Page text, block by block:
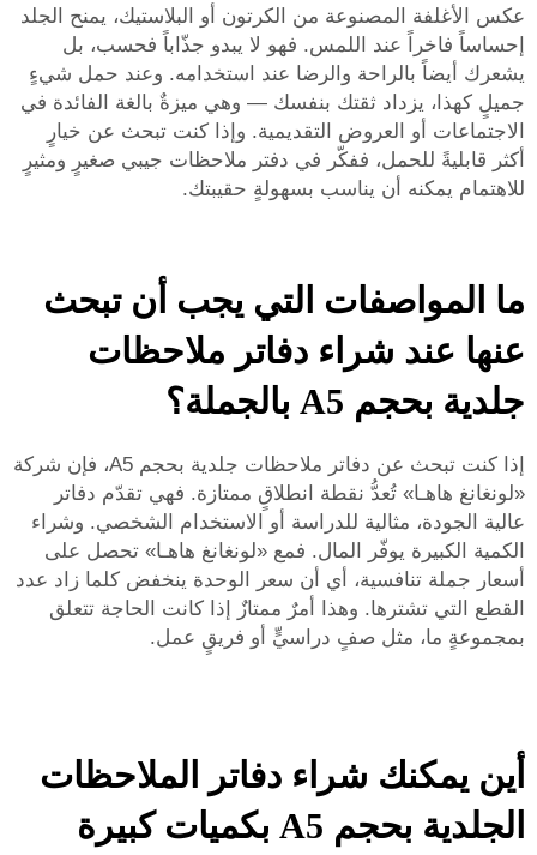
عكس الأغلفة المصنوعة من الكرتون أو البلاستيك، يمنح الجلد
إحساساً فاخراً عند اللمس. فهو لا يبدو جذّاباً فحسب، بل
يشعرك أيضاً بالراحة والرضا عند استخدامه. وعند حمل شيءٍ
جميلٍ كهذا، يزداد ثقتك بنفسك — وهي ميزةٌ بالغة الفائدة في
الاجتماعات أو العروض التقديمية. وإذا كنت تبحث عن خيارٍ
أكثر قابليةً للحمل، ففكّر في دفتر ملاحظات جيبي صغيرٍ ومثيرٍ
للاهتمام يمكنه أن يناسب بسهولةٍ حقيبتك.
ما المواصفات التي يجب أن تبحث
عنها عند شراء دفاتر ملاحظات
جلدية بحجم A5 بالجملة؟
إذا كنت تبحث عن دفاتر ملاحظات جلدية بحجم A5، فإن شركة
«لونغانغ هاهـا» تُعدُّ نقطة انطلاقٍ ممتازة. فهي تقدّم دفاتر
عالية الجودة، مثالية للدراسة أو الاستخدام الشخصي. وشراء
الكمية الكبيرة يوفّر المال. فمع «لونغانغ هاهـا» تحصل على
أسعار جملة تنافسية، أي أن سعر الوحدة ينخفض كلما زاد عدد
القطع التي تشترها. وهذا أمرٌ ممتازٌ إذا كانت الحاجة تتعلق
بمجموعةٍ ما، مثل صفٍ دراسيٍّ أو فريقٍ عمل.
أين يمكنك شراء دفاتر الملاحظات
الجلدية بحجم A5 بكميات كبيرة